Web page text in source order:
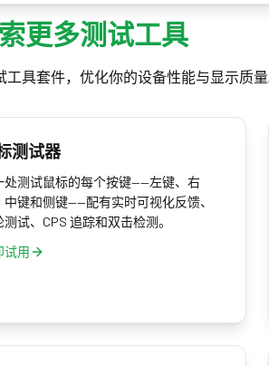
的 DPI，再用这个计算器换算。
更多测试工具
具套件，优化你的设备性能与显示质量
测试器
处测试鼠标的每个按键——左键、右
中键和侧键——配有实时可视化反馈、
测试、CPS 追踪和双击检测。
试用